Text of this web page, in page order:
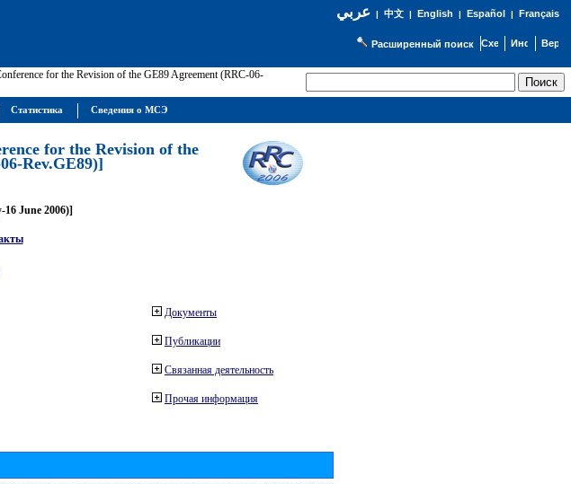
عربي| 中文| English | Español | Français
Расширенный поиск
for the Revision of the GE89 Agreement (RRC-06-
for the Revision of the
Rev.GE89)]
16 June 2006)]
Документы
Публикации
Связанная деятельность
Прочая информация
Статистика Сведения о МСЭ